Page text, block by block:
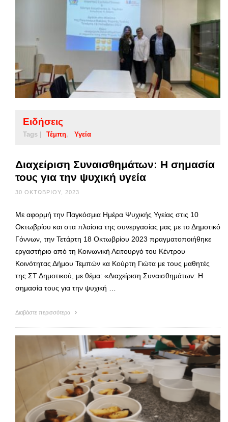
Ειδήσεις
Tags | Τέμπη Υγεία
Διαχείριση Συναισθημάτων: Η σημασία
τους για την ψυχική υγεία
30 ΟΚΤΩΒΡΊΟΥ, 2023
Με αφορμή την Παγκόσμια Ημέρα Ψυχικής Υγείας στις 10
Οκτωβρίου και στα πλαίσια της συνεργασίας μας με το Δημοτικό
Γόννων, την Τετάρτη 18 Οκτωβρίου 2023 πραγματοποιήθηκε
εργαστήριο από τη Κοινωνική Λειτουργό του Κέντρου
Κοινότητας Δήμου Τεμπών κα Κούρτη Γιώτα με τους μαθητές
της ΣΤ Δημοτικού, με θέμα: «Διαχείριση Συναισθημάτων: Η
σημασία τους για την ψυχική …
Διαβάστε περισσότερα